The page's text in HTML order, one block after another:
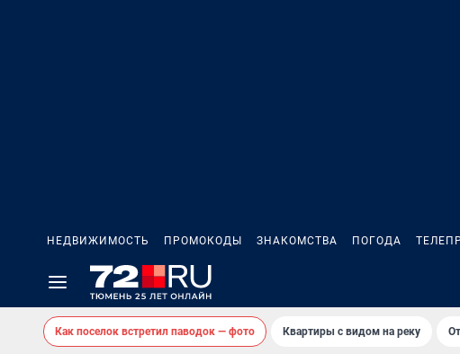
НЕДВИЖИМОСТЬ ПРОМОКОДЫ ЗНАКОМСТВА ПОГОДА
Как поселок встретил паводок — фото Квартиры с видом на реку